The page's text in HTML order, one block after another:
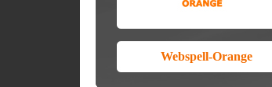
Webspell-Orange